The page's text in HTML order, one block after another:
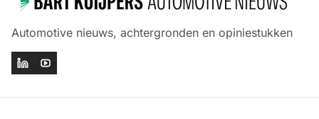
Automotive nieuws, achtergronden en opiniestukken